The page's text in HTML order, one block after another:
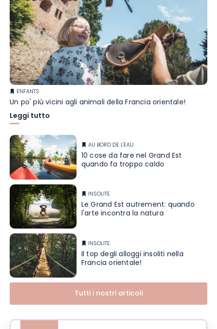
ENFANTS
Un po' più vicini agli animali della Francia orientale!
Leggi tutto
AU BORD DE L'EAU
10 cose da fare nel Grand Est
quando fa troppo caldo
INSOLITE
Le Grand Est autrement: quando
l'arte incontra la natura
INSOLITE
Il top degli alloggi insoliti nella
Francia orientale!
Tutti i nostri articoli